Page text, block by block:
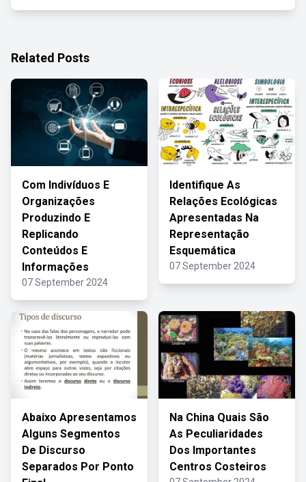
Related Posts
Com Indivíduos E
Organizações
Produzindo E
Replicando
Conteúdos E
Informações
07 September 2024
Identifique As
Relações Ecológicas
Apresentadas Na
Representação
Esquemática
07 September 2024
Abaixo Apresentamos
Alguns Segmentos
De Discurso
Separados Por Ponto
Na China Quais São
As Peculiaridades
Dos Importantes
Centros Costeiros